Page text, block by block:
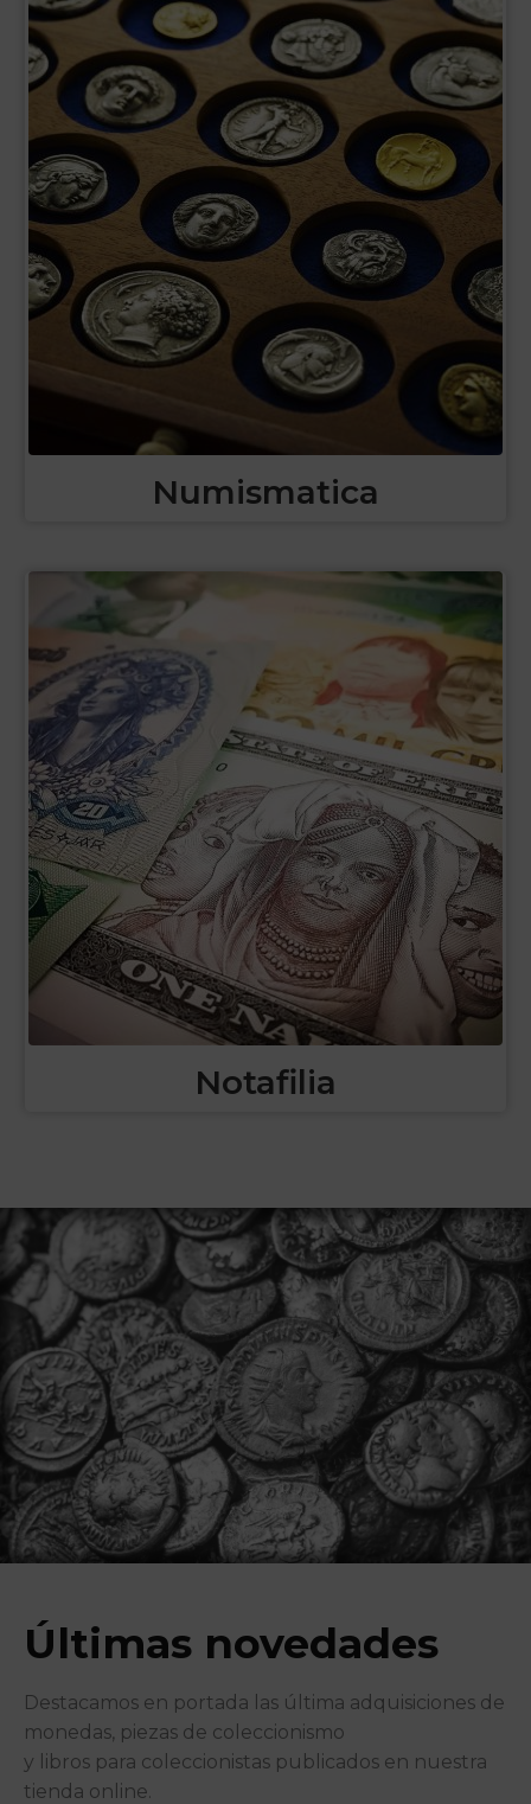
Numismatica
Notafilia
Últimas novedades
Destacamos en portada las última adquisiciones de
monedas, piezas de coleccionismo
y libros para coleccionistas publicados en nuestra
tienda online.